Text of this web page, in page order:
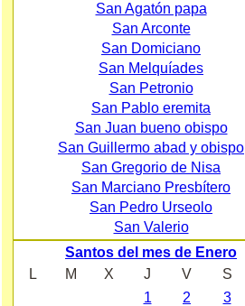
San Agatón papa
San Arconte
San Domiciano
San Melquíades
San Petronio
San Pablo eremita
San Juan bueno obispo
San Guillermo abad y obispo
San Gregorio de Nisa
San Marciano Presbítero
San Pedro Urseolo
San Valerio
Santos del mes de Enero
L
M X J V S
1
2 3